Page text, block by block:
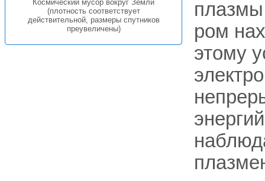
Космический мусор вокруг Земли
(плотность соответствует
действительной, размеры спутников
преувеличены)
ром
этому